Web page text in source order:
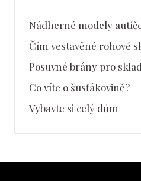
Nádherné modely
Čím vestavěné rohové
Posuvné brány pro
Co víte o šusťákovině?
Vybavte si celý dům